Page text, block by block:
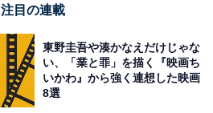
注目の連載
東野圭吾や湊かなえだけじゃな
い、「業と罪」を描く『映画ち
いかわ』から強く連想した映画
8選